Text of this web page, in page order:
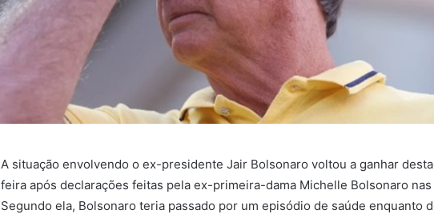
A situação envolvendo o ex-presidente Jair Bolsonaro voltou a ganhar
feira após declarações feitas pela ex-primeira-dama Michelle Bolsonaro
Segundo ela, Bolsonaro teria passado por um episódio de saúde enquanto